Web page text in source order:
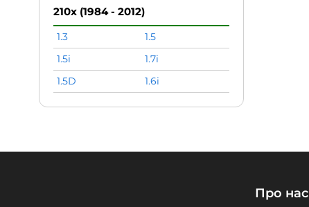
210x (1984 - 2012)
1.3
1.5
1.5i
1.7i
1.5D
1.6i
Про нас